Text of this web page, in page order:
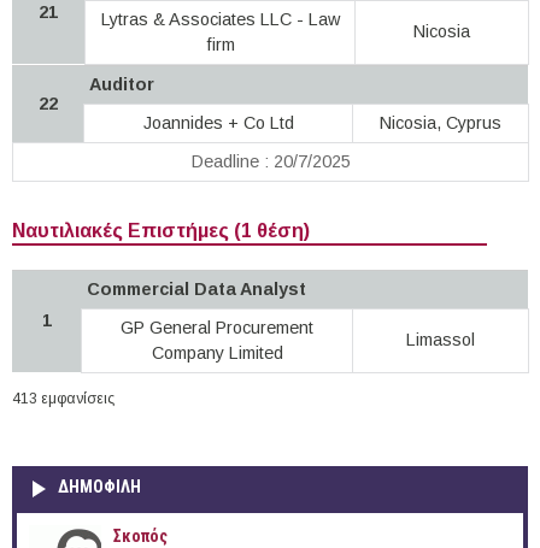
21
Lytras & Associates LLC - Law
firm
Nicosia
22
Auditor
Joannides + Co Ltd
Nicosia, Cyprus
Deadline : 20/7/2025
Ναυτιλιακές Επιστήμες (1 θέση)
1
Commercial Data Analyst
GP General Procurement
Company Limited
Limassol
413 εμφανίσεις
ΔΗΜΟΦΙΛΗ
Σκοπός